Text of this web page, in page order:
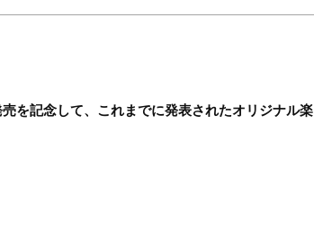
を記念して、これまでに発表されたオリジナル楽